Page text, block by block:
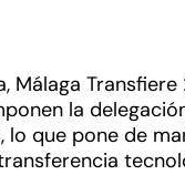
la
que pone de